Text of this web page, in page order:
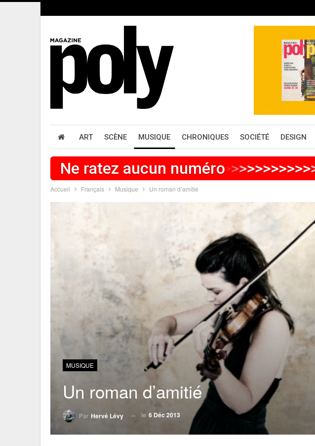
ART SCÈNE MUSIQUE CHRONIQUES SOCIÉTÉ DESIGN
Ne ratez aucun numéro>>>>>>>>>>>
Accueil Français Musique Un roman d’amitié
MUSIQUE
Un roman d’amitié
Par Hervé Lévy le 6 Déc 2013